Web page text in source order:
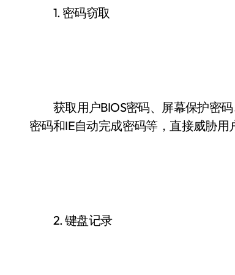
1. 密码窃取
获取用户BIOS密码、屏幕保护密码
密码和IE自动完成密码等，直接威胁用
2. 键盘记录